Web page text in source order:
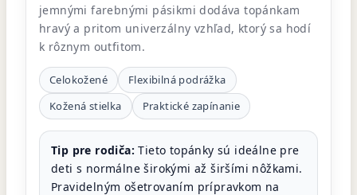
jemnými farebnými pásikmi dodáva topánkam
hravý a pritom univerzálny vzhľad, ktorý sa hodí
k rôznym outfitom.
Celokožené
Flexibilná podrážka
Kožená stielka
Praktické zapínanie
Tip pre rodiča: Tieto topánky sú ideálne pre
deti s normálne širokými až širšími nôžkami.
Pravidelným ošetrovaním prípravkom na